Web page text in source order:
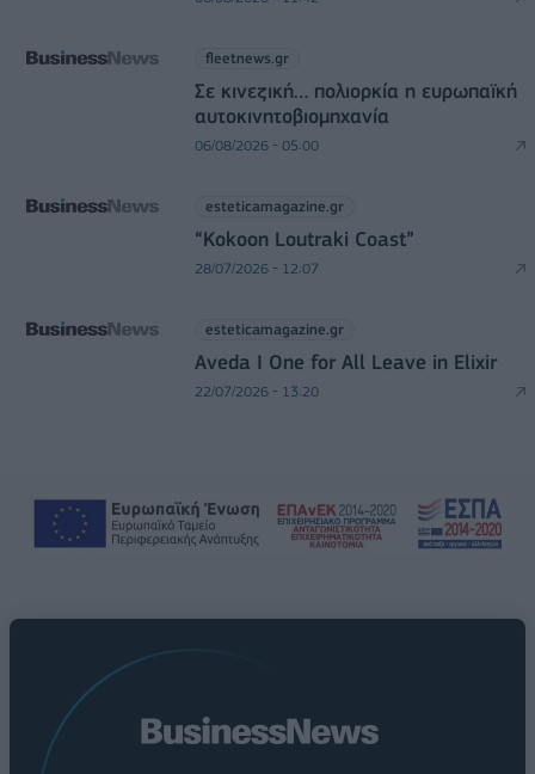
fleetnews.gr
Σε κινεζική… πολιορκία η ευρωπαϊκή
αυτοκινητοβιομηχανία
06/08/2026 - 05:00
esteticamagazine.gr
“Kokoon Loutraki Coast”
28/07/2026 - 12:07
esteticamagazine.gr
Aveda I One for All Leave in Elixir
22/07/2026 - 13:20